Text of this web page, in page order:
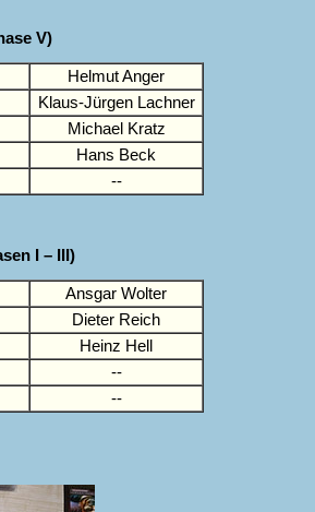
V)
Helmut Anger
Klaus-Jürgen Lachner
Michael Kratz
Hans Beck
--
I – III)
Ansgar Wolter
Dieter Reich
Heinz Hell
--
--